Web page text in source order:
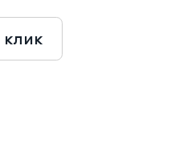
клик